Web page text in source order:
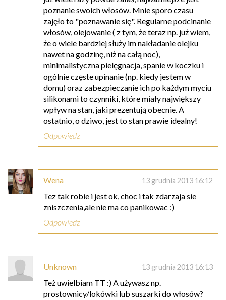
poznanie swoich włosów. Mnie sporo czasu
zajęło to "poznawanie się". Regularne podcinanie
włosów, olejowanie ( z tym, że teraz np. już wiem,
że o wiele bardziej służy im nakładanie olejku
nawet na godzinę, niż na całą noc),
minimalistyczna pielęgnacja, spanie w koczku i
ogólnie częste upinanie (np. kiedy jestem w
domu) oraz zabezpieczanie ich po każdym myciu
silikonami to czynniki, które miały największy
wpływ na stan, jaki prezentują obecnie. A
ostatnio, o dziwo, jest to stan prawie idealny!
Odpowiedz
Wena 13 grudnia 2013 16:12
Tez tak robie i jest ok, choc i tak zdarzaja sie
zniszczenia,ale nie ma co panikowac :)
Odpowiedz
Unknown 13 grudnia 2013 16:13
Też uwielbiam TT :) A używasz np.
prostownicy/lokówki lub suszarki do włosów?